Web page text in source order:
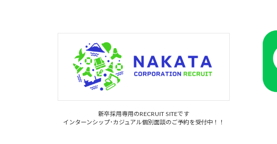
新卒採用専用のRECRUIT SITEです
インターンシップ･カジュアル個別面談のご予約を受付中！！